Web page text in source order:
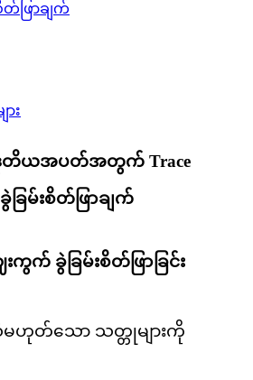
ဖြာချက်
း
ဒုတိယအပတ်အတွက် Trace
ခြမ်းစိတ်ဖြာချက်
းကွက် ခွဲခြမ်းစိတ်ဖြာခြင်း
ဟုတ်သော သတ္တုများကို